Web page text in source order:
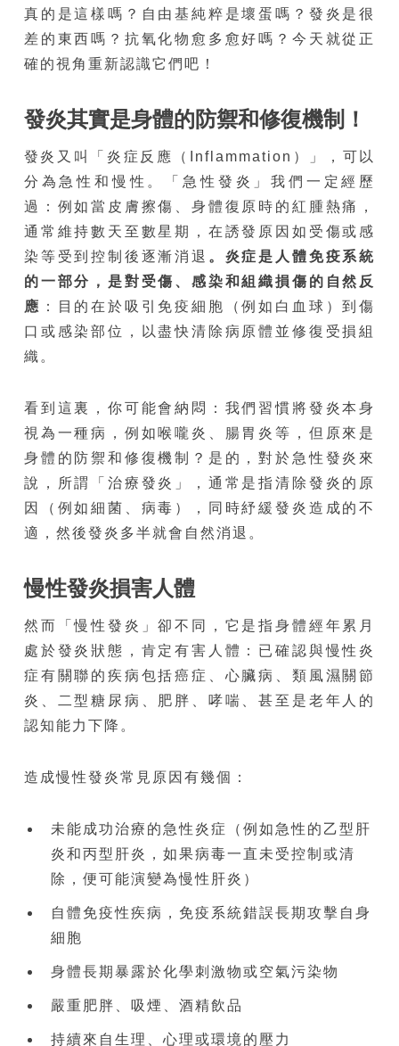
真的是這樣嗎？自由基純粹是壞蛋嗎？發炎是很
差的東西嗎？抗氧化物愈多愈好嗎？今天就從正
確的視角重新認識它們吧！
發炎其實是身體的防禦和修復機制！
發炎又叫「炎症反應（Inflammation）」，可以
分為急性和慢性。「急性發炎」我們一定經歷
過：例如當皮膚擦傷、身體復原時的紅腫熱痛，
通常維持數天至數星期，在誘發原因如受傷或感
染等受到控制後逐漸消退 。炎症是人體免疫系統
的一部分，是對受傷、感染和組織損傷的自然反
應 ：目的在於吸引免疫細胞（例如白血球）到傷
口或感染部位，以盡快清除病原體並修復受損組
織。
看到這裏，你可能會納悶：我們習慣將發炎本身
視為一種病，例如喉嚨炎、腸胃炎等，但原來是
身體的防禦和修復機制？是的，對於急性發炎來
說，所謂「治療發炎」，通常是指清除發炎的原
因（例如細菌、病毒），同時紓緩發炎造成的不
適，然後發炎多半就會自然消退。
慢性發炎損害人體
然而「慢性發炎」卻不同，它是指身體經年累月
處於發炎狀態，肯定有害人體：已確認與慢性炎
症有關聯的疾病包括癌症、心臟病、類風濕關節
炎、二型糖尿病、肥胖、哮喘、甚至是老年人的
認知能力下降。
造成慢性發炎常見原因有幾個：
未能成功治療的急性炎症（例如急性的乙型肝
炎和丙型肝炎，如果病毒一直未受控制或清
除，便可能演變為慢性肝炎）
自體免疫性疾病，免疫系統錯誤長期攻擊自身
細胞
身體長期暴露於化學刺激物或空氣污染物
嚴重肥胖、吸煙、酒精飲品
持續來自生理、心理或環境的壓力